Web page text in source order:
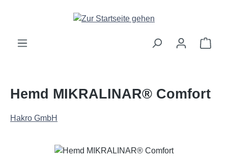
Zum Hauptinhalt springen
Hemd MIKRALINAR® Comfort
Hakro GmbH
Bildergalerie überspringen